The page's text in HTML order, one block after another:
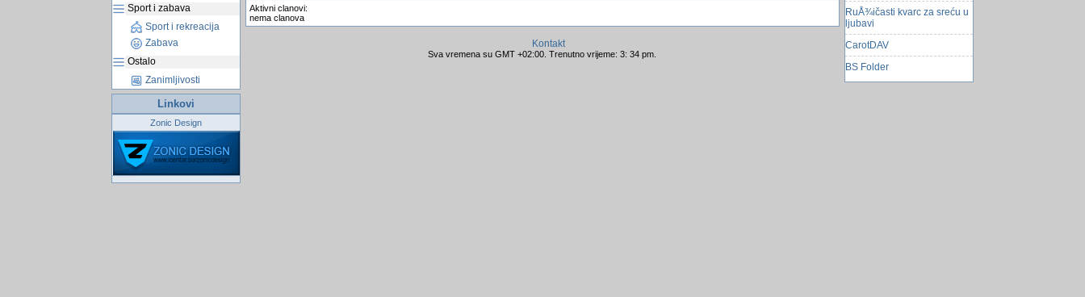
Sport i zabava
Sport i rekreacija
Zabava
Ostalo
Zanimljivosti
Linkovi
Zonic Design
Aktivni clanovi:
nema clanova
Kontakt
Sva vremena su GMT +02:00. Trenutno vrijeme: 3: 34 pm.
RuÅ¾ičasti kvarc za sreću u
ljubavi
CarotDAV
BS Folder
Kako pojacati signal na